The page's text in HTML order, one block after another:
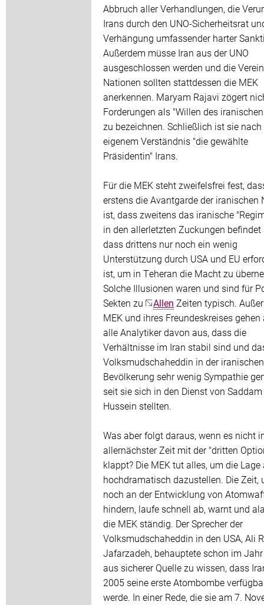
Abbruch aller Verhandlungen, die
Irans durch den UNO-Sicherheitsrat
Verhängung umfassender harter
Außerdem müsse Iran aus der UNO
ausgeschlossen werden und die
Nationen sollten stattdessen die MEK
anerkennen. Maryam Rajavi zögert
Forderungen als "Willen des
zu bezeichnen. Schließlich ist sie nach
eigenem Verständnis "die gewählte
Präsidentin" Irans.
Für die MEK steht zweifelsfrei fest,
erstens die Avantgarde der iranischen
ist, dass zweitens das iranische
in den allerletzten Zuckungen befindet
dass drittens nur noch ein wenig
Unterstützung durch USA und EU
ist, um in Teheran die Macht zu
Solche Illusionen waren und sind für
Sekten zu
Allen Zeiten typisch.
MEK und ihres Freundeskreises gehen
alle Analytiker davon aus, dass die
Verhältnisse im Iran stabil sind und
Volksmudschaheddin in der iranischen
Bevölkerung sehr wenig Sympathie
seit sie sich in den Dienst von Saddam
Hussein stellten.
Was aber folgt daraus, wenn es nicht
allernächster Zeit mit der "dritten
klappt? Die MEK tut alles, um die Lage
hochdramatisch dazustellen. Die Zeit,
noch an der Entwicklung von
hindern, laufe schnell ab, warnt und
die MEK ständig. Der Sprecher der
Volksmudschaheddin in den USA, Ali
Jafarzadeh, behauptete schon im
aus sicherer Quelle zu wissen, dass
2005 seine erste Atombombe
werde. In einer Rede, die sie am 7.